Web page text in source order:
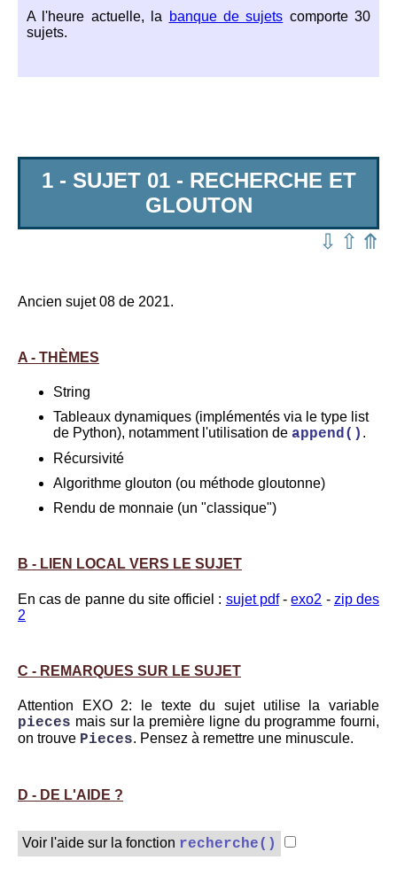
A l'heure actuelle, la
banque de sujets comporte 30
sujets.
1 - SUJET 01 - RECHERCHE ET
GLOUTON
⇩ ⇧ ⤊
Ancien sujet 08 de 2021.
A - THÈMES
String
Tableaux dynamiques (implémentés via le type list
de Python), notamment l'utilisation de append() .
Récursivité
Algorithme glouton (ou méthode gloutonne)
Rendu de monnaie (un "classique")
B - LIEN LOCAL VERS LE SUJET
En cas de panne du site officiel : sujet pdf-exo2 - zip des
2
C - REMARQUES SUR LE SUJET
Attention EXO 2: le texte du sujet utilise la variable
pieces mais sur la première ligne du programme fourni,
on trouve Pieces. Pensez à remettre une minuscule.
D - DE L'AIDE ?
Voir l'aide sur la fonction recherche()